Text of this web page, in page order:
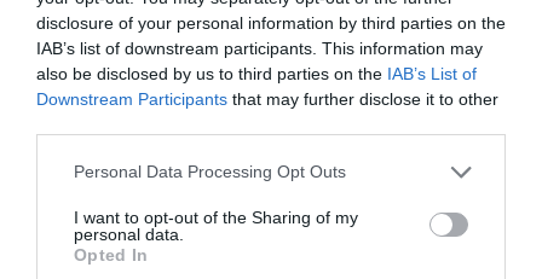
disclosure of your personal information by third parties on the
IAB’s list of downstream participants. This information may
also be disclosed by us to third parties on the IAB’s List of
Downstream Participants that may further disclose it to other
Please note that this website/app uses one or more Google
not limited to your visit or usage behaviour. You may click to
grant or deny consent to Google and its third-party tags to
use your data for below specified purposes in below Google
Personal Data Processing Opt Outs
I want to opt-out of the Sharing of my
personal data.
Opted In
06.08.2026 | 14:02
«Επιχείρηση ελεύθερα πεζοδρόμια» στην
αντικείμενα από κοινόχρηστους χώρους